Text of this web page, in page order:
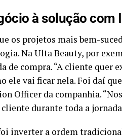
à solução com
os projetos mais bem-
Na Ulta Beauty, por
de compra. “A cliente
ele vai ficar nela. Foi daí
Officer da companhia.
durante toda a
inverter a ordem